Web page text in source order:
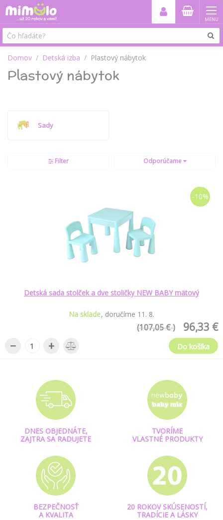
MENU
Domov Detská izba Plastový nábytok
Plastový nábytok
Sady
Filter Odporúčame
-10%
Detská sada stolček a dve stoličky NEW BABY mätový
Na sklade doručíme 11 . 8.
96,33 €
(107,05 € )
− + Do košíka
DNES OBJEDNÁTE,
ZAJTRA SA RADUJETE
TVORÍME
VLASTNÉ PRODUKTY
BEZPEČNOSŤ
A KVALITA
20 ROKOV SKÚSENOSTÍ,
TRADÍCIE A LÁSKY